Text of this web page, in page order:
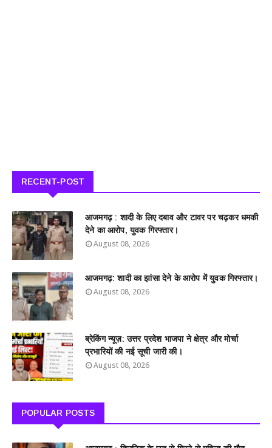
RECENT-POST
आजमगढ़ : शादी के लिए दबाव और टावर पर चढ़कर धमकी
देने का आरोप, युवक गिरफ्तार।
August 08, 2026
आजमगढ़: शादी का झांसा देने के आरोप में युवक गिरफ्तार।
August 08, 2026
ब्रेकिंग न्यूज़: उत्तर प्रदेश भाजपा ने क्षेत्र और मोर्चा
प्रभारियों की नई सूची जारी की।
August 08, 2026
POPULAR POSTS